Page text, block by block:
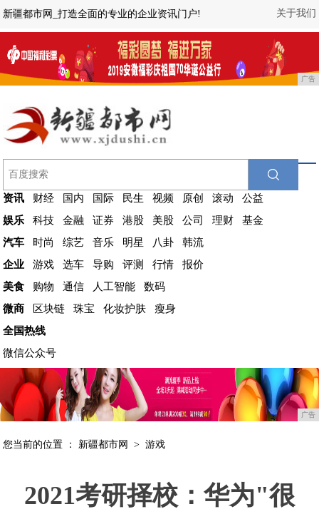
关于我们
新疆都市网_打造全面的专业的企业资讯门户!
广告
资讯 财经 国内 国际 民生 视频 原创 滚动
公益
娱乐
科技 金融 证券 港股 美股 公司 理财
基金
汽车
时尚 综艺 音乐 明星 八卦
韩流
企业
游戏 选车 导购 评测 行情
报价
美食
购物 通信 人工智能
数码
微商
区块链 珠宝 化妆护肤
瘦身
全国热线
微信公众号
广告
您当前的位置 ： 新疆都市网 >游戏
2021考研择校：华为"很